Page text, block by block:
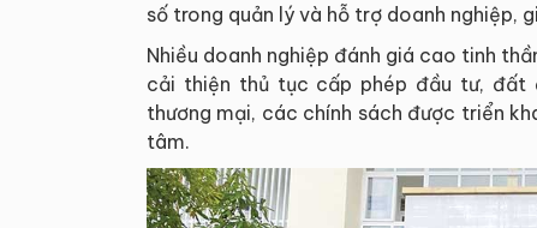
số trong quản lý và hỗ trợ doanh nghiệp,
Nhiều doanh nghiệp đánh giá cao tinh
cải thiện thủ tục cấp phép đầu tư,
thương mại, các chính sách được triển
tâm.